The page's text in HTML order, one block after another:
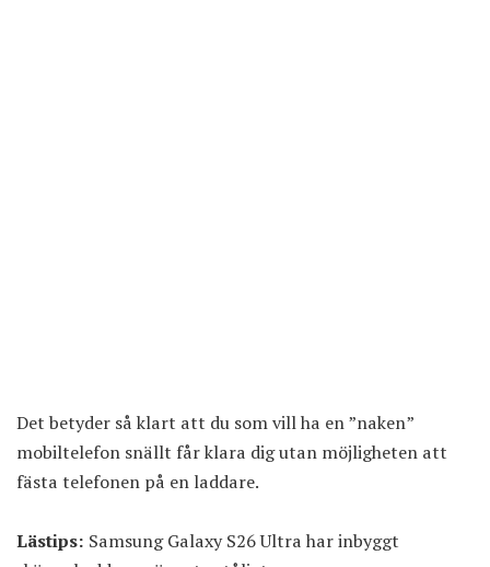
Det betyder så klart att du som vill ha en ”naken”
mobiltelefon snällt får klara dig utan möjligheten att
fästa telefonen på en laddare.
Lästips: Samsung Galaxy S26 Ultra har inbyggt